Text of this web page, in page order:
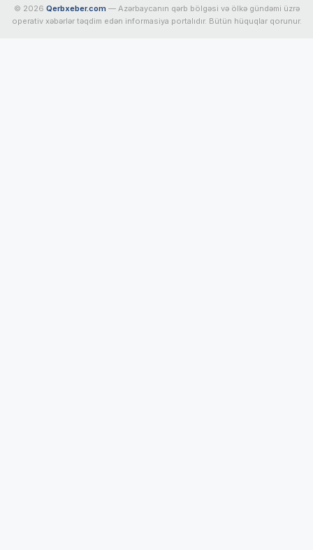
© 2026 Qerbxeber.com — Azərbaycanın qərb bölgəsi və ölkə gündəmi üzrə
operativ xəbərlər təqdim edən informasiya portalıdır. Bütün hüquqlar qorunur.